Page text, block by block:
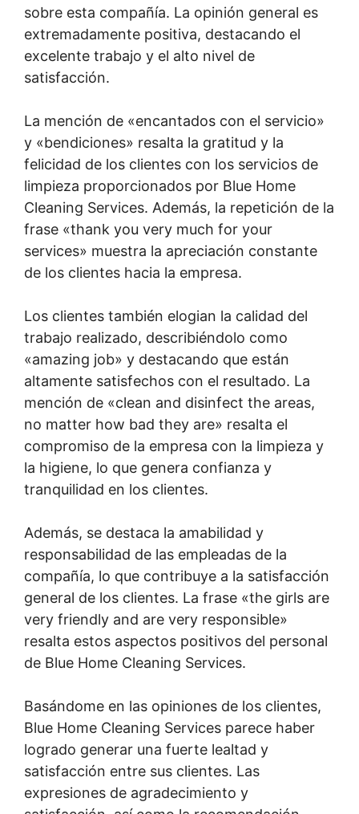
sobre esta compañía. La opinión general es
extremadamente positiva, destacando el
excelente trabajo y el alto nivel de
satisfacción.
La mención de «encantados con el servicio»
y «bendiciones» resalta la gratitud y la
felicidad de los clientes con los servicios de
limpieza proporcionados por Blue Home
Cleaning Services. Además, la repetición de la
frase «thank you very much for your
services» muestra la apreciación constante
de los clientes hacia la empresa.
Los clientes también elogian la calidad del
trabajo realizado, describiéndolo como
«amazing job» y destacando que están
altamente satisfechos con el resultado. La
mención de «clean and disinfect the areas,
no matter how bad they are» resalta el
compromiso de la empresa con la limpieza y
la higiene, lo que genera confianza y
tranquilidad en los clientes.
Además, se destaca la amabilidad y
responsabilidad de las empleadas de la
compañía, lo que contribuye a la satisfacción
general de los clientes. La frase «the girls are
very friendly and are very responsible»
resalta estos aspectos positivos del personal
de Blue Home Cleaning Services.
Basándome en las opiniones de los clientes,
Blue Home Cleaning Services parece haber
logrado generar una fuerte lealtad y
satisfacción entre sus clientes. Las
expresiones de agradecimiento y